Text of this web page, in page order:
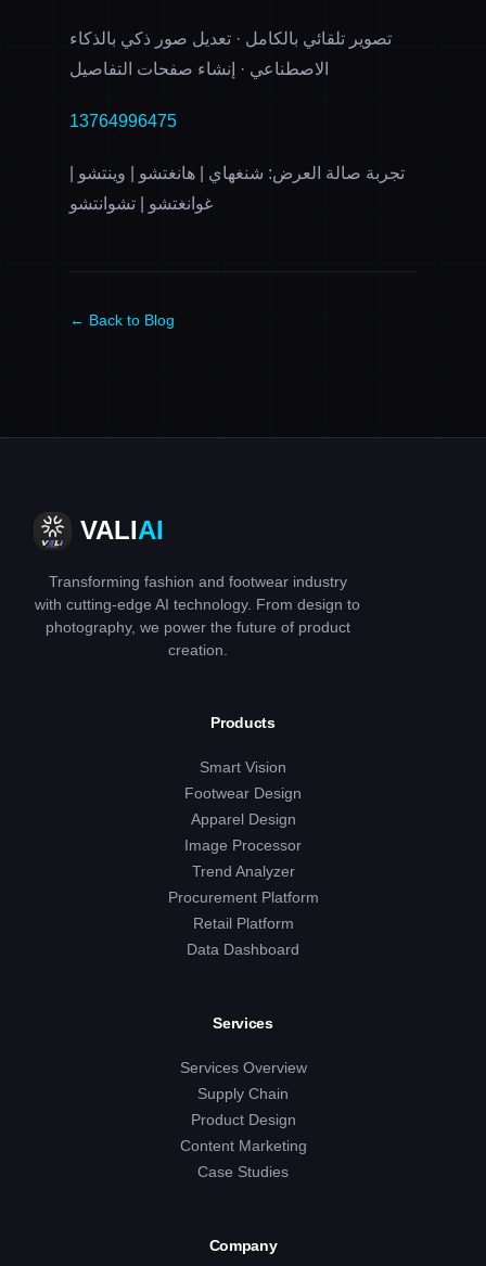
تصوير تلقائي بالكامل · تعديل صور ذكي بالذكاء
الاصطناعي · إنشاء صفحات التفاصيل
13764996475
تجربة صالة العرض: شنغهاي | هانغتشو | وينتشو |
غوانغتشو | تشوانتشو
← Back to Blog
VALIAI
Transforming fashion and footwear industry
with cutting-edge AI technology. From design to
photography, we power the future of product
creation.
Products
Smart Vision
Footwear Design
Apparel Design
Image Processor
Trend Analyzer
Procurement Platform
Retail Platform
Data Dashboard
Services
Services Overview
Supply Chain
Product Design
Content Marketing
Case Studies
Company